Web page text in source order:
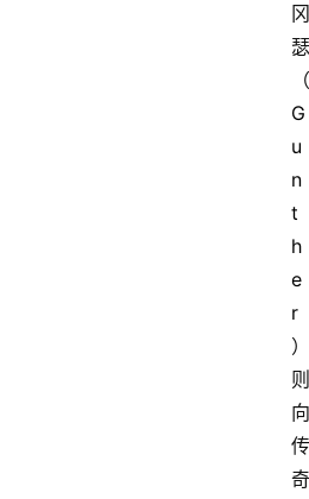
冈
瑟
（
G
u
n
t
h
e
r
）
则
向
传
奇